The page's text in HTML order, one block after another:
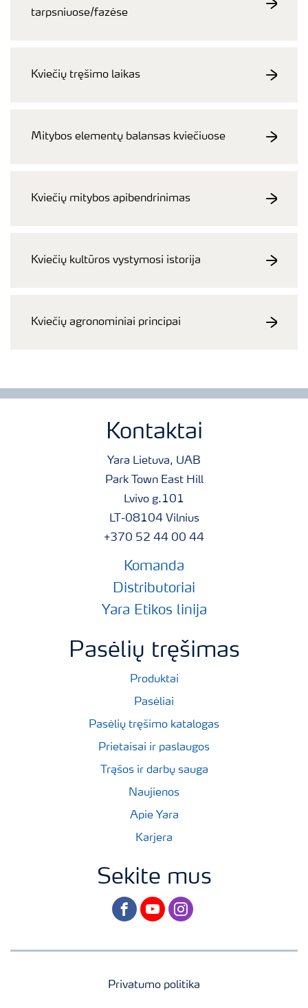
tarpsniuose/fazėse
Kviečių tręšimo laikas
Mitybos elementų balansas kviečiuose
Kviečių mitybos apibendrinimas
Kviečių kultūros vystymosi istorija
Kviečių agronominiai principai
Kontaktai
Yara Lietuva, UAB
Park Town East Hill
Lvivo g.101
LT-08104 Vilnius
+370 52 44 00 44
Komanda
Distributoriai
Yara Etikos linija
Pasėlių tręšimas
Produktai
Pasėliai
Pasėlių tręšimo katalogas
Prietaisai ir paslaugos
Trąšos ir darbų sauga
Naujienos
Apie Yara
Karjera
Sekite mus
facebookyoutubeinstagram
Privatumo politika